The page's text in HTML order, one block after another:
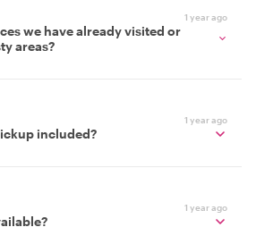
1 year ago
we have already visited or
areas?
1 year ago
included?
1 year ago